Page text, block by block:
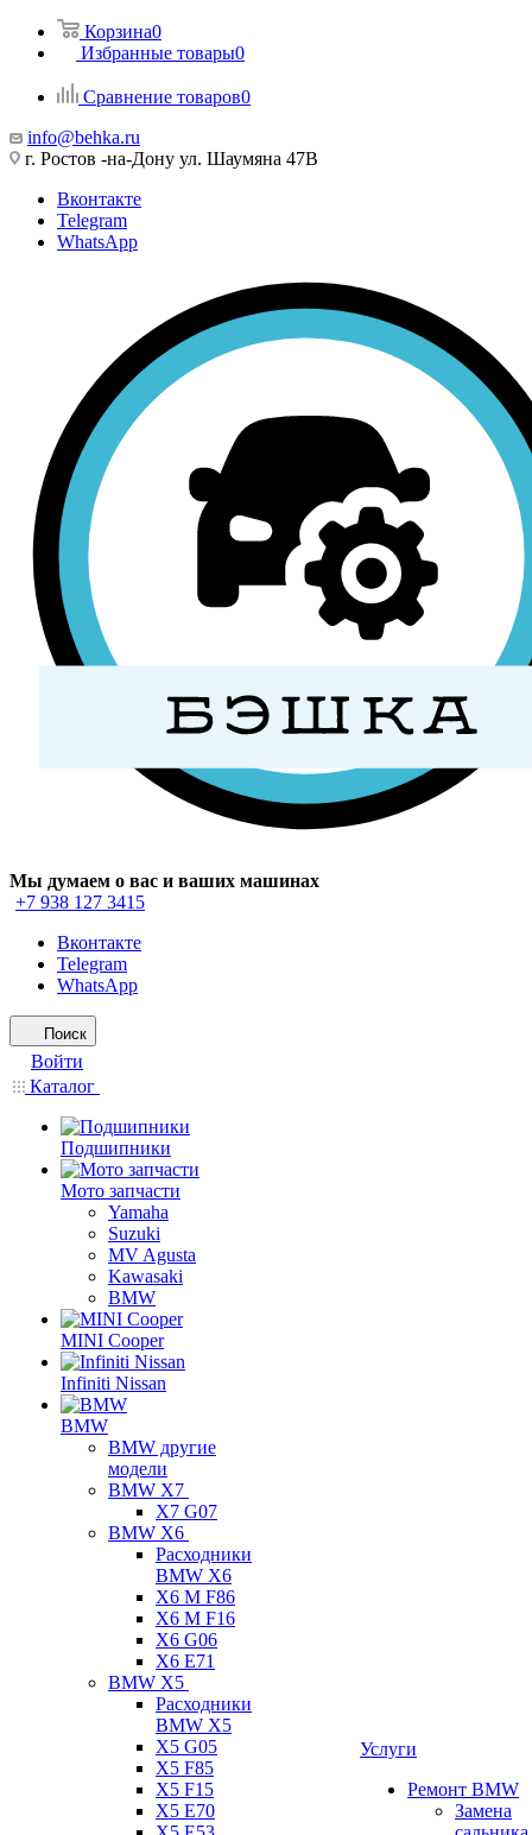
Корзина0
Избранные товары0
Сравнение товаров0
info@behka.ru
г. Ростов -на-Дону ул. Шаумяна 47В
Вконтакте
Telegram
WhatsApp
Мы думаем о вас и ваших машинах
+7 938 127 3415
Вконтакте
Telegram
WhatsApp
Поиск
Войти
Каталог
Подшипники
Мото запчасти
Yamaha
Suzuki
MV Agusta
Kawasaki
BMW
MINI Cooper
Infiniti Nissan
BMW
BMW другие
модели
BMW X7
X7 G07
BMW X6
Расходники
BMW X6
X6 M F86
X6 M F16
X6 G06
X6 E71
BMW X5
Расходники
BMW X5
X5 G05
X5 F85
X5 F15
X5 E70
Услуги
Ремонт BMW
Замена